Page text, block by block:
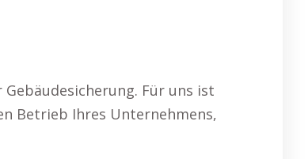
Für uns ist
Betrieb Ihres Unternehmens,